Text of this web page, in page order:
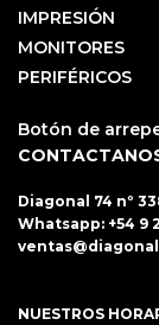
IMPRESIÓN
MONITORES
PERIFÉRICOS
Botón de
Diagonal 74 nº
Whatsapp: +54 9
NUESTROS